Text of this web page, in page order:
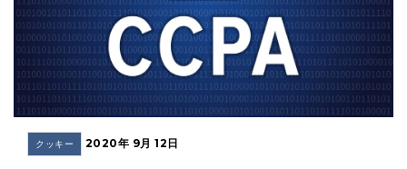
クッキー 2020年 9月 12日